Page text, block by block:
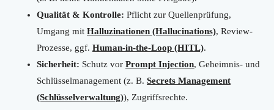
Qualität & Kontrolle: Pflicht zur Quellenprüfung,
Umgang mit Halluzinationen (Hallucinations), Review-
Prozesse, ggf. Human-in-the-Loop (HITL).
Sicherheit: Schutz vor Prompt Injection, Geheimnis- und
Schlüsselmanagement (z. B. Secrets Management
(Schlüsselverwaltung)), Zugriffsrechte.